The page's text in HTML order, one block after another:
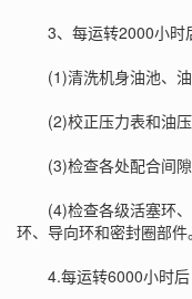
3、每运转2000小时
(1)清洗机身油池、油
(2)校正压力表和油压
(3)检查各处配合间隙
(4)检查各级活塞环、
环、导向环和密封圈部件。
4.每运转6000小时后